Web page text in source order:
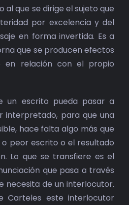
al que se dirige el sujeto que
por excelencia y del
en forma invertida. Es a
que se producen efectos
en relación con el propio
un escrito pueda pasar a
interpretado, para que una
hace falta algo más que
peor escrito o el resultado
Lo que se transfiere es el
que pasa a través
necesita de un interlocutor.
Carteles este interlocutor